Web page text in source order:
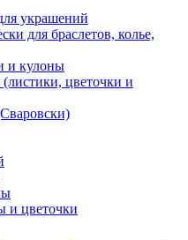
украшений
для браслетов, колье,
и кулоны
цветочки и
и цветочки